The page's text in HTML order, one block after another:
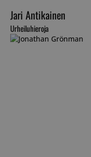
Jari Antikainen
Urheiluhieroja